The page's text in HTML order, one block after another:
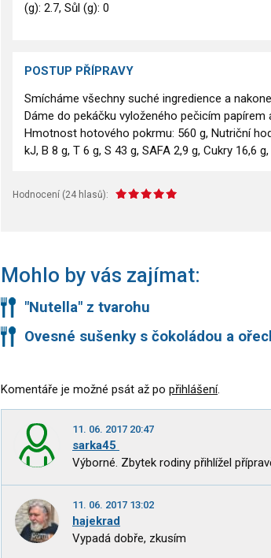
(g): 2.7, Sůl (g): 0
POSTUP PŘÍPRAVY
Smícháme všechny suché ingredience a
Dáme do pekáčku vyloženého pečicím papírem
Hmotnost hotového pokrmu: 560 g, Nutriční
kJ, B 8 g, T 6 g, S 43 g, SAFA 2,9 g, Cukry 16,6
Hodnocení (24 hlasů):
Mohlo by vás zajímat:
"Nutella" z tvarohu
Ovesné sušenky s čokoládou a
Komentáře je možné psát až po přihlášení.
11. 06. 2017 20:47
sarka45
Výborné. Zbytek rodiny přihlížel
11. 06. 2017 13:02
hajekrad
Vypadá dobře, zkusím